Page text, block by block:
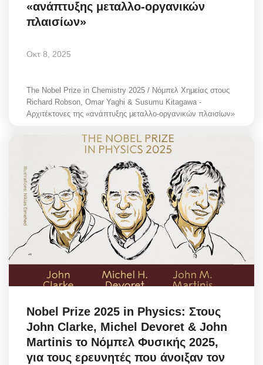
«ανάπτυξης μεταλλο-οργανικών
πλαισίων»
Οκτ 8, 2025
The Nobel Prize in Chemistry 2025 / Νόμπελ Χημείας στους
Richard Robson, Omar Yaghi & Susumu Kitagawa -
Αρχιτέκτονες της «ανάπτυξης μεταλλο-οργανικών πλαισίων»
Nobel Prize 2025 in Physics: Στους
John Clarke, Michel Devoret & John
Martinis το Νόμπελ Φυσικής 2025,
για τους ερευνητές που άνοιξαν τον